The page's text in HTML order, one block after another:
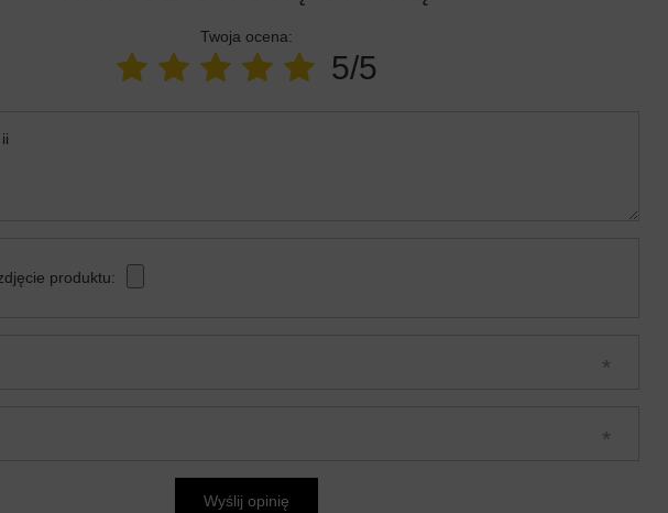
Twoja ocena:
5/5
produktu:
Wyślij opinię